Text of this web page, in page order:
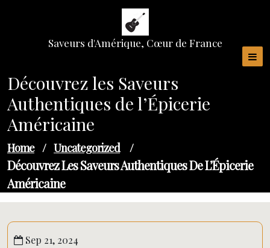
Saveurs d'Amérique, Cœur de France
Découvrez les Saveurs
Authentiques de l’Épicerie
Américaine
Home / Uncategorized /
Découvrez Les Saveurs Authentiques De L’Épicerie
Américaine
Sep 21, 2024